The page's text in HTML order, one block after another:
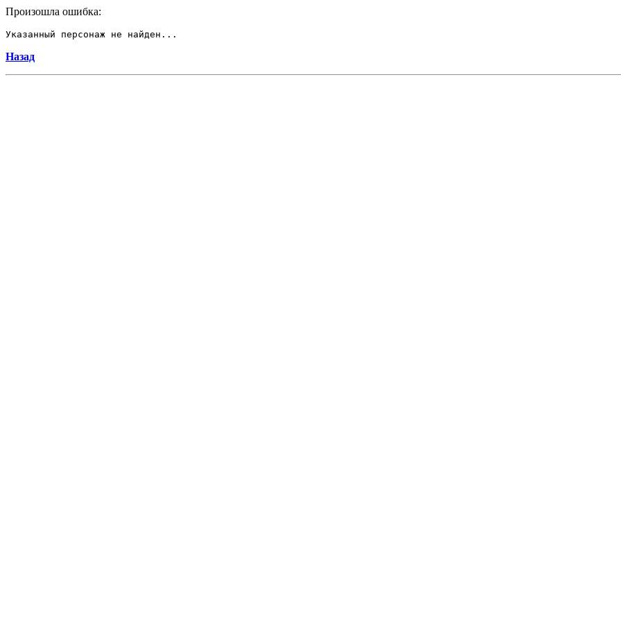
Произошла ошибка:
Указанный персонаж не найден...
Назад